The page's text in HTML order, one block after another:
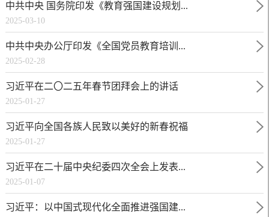
中共中央 国务院印发《教育强国建设规划...
2025-03-10
中共中央办公厅印发《全国党员教育培训...
2025-02-28
习近平在二〇二五年春节团拜会上的讲话
2025-01-27
习近平向全国各族人民致以美好的新春祝福
2025-01-27
习近平在二十届中央纪委四次全会上发表...
2025-01-07
习近平：以中国式现代化全面推进强国建...